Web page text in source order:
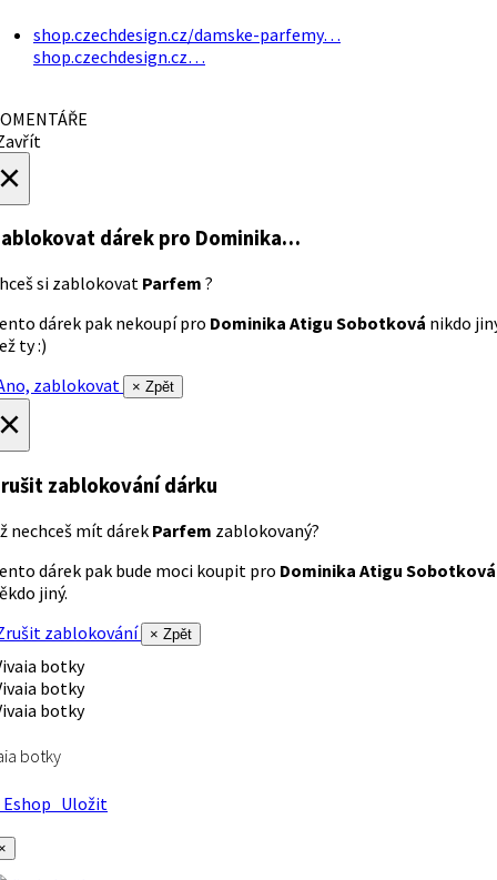
shop.czechdesign.cz/damske-parfemy…
shop.czechdesign.cz…
dárek pro Dominika…
si zablokovat Parfem ?
dárek pak nekoupí pro Dominika Atigu Sobotková nikdo
ty :)
zablokovat
× Zpět
zablokování dárku
nechceš mít dárek Parfem zablokovaný?
dárek pak bude moci koupit pro Dominika Atigu Sobotková
jiný.
zablokování
× Zpět
botky
Uložit